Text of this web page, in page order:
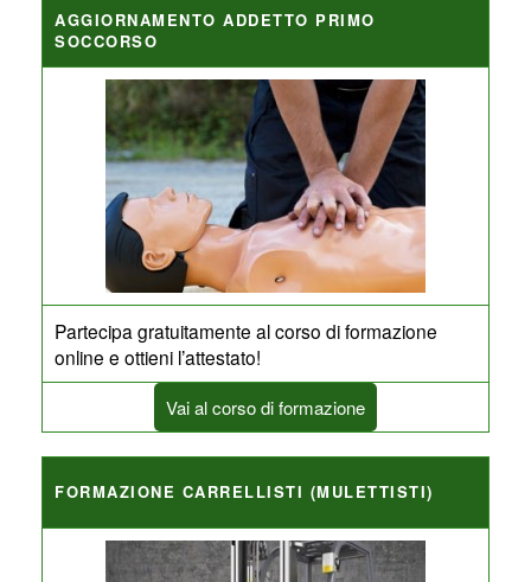
AGGIORNAMENTO ADDETTO PRIMO
SOCCORSO
Partecipa gratuitamente al corso di formazione
online e ottieni l’attestato!
Vai al corso di formazione
FORMAZIONE CARRELLISTI (MULETTISTI)